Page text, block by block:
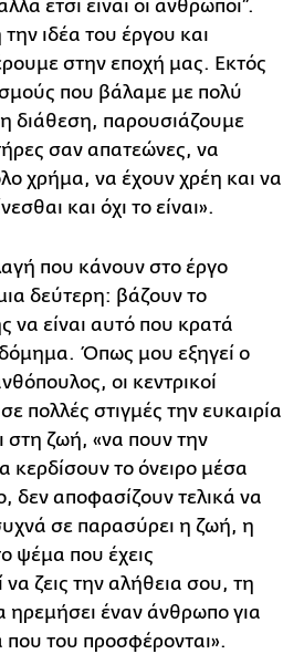
έτσι είναι οι άνθρωποι”.
ιδέα του έργου και
στην εποχή μας. Εκτός
που βάλαμε με πολύ
διάθεση, παρουσιάζουμε
σαν απατεώνες, να
χρήμα, να έχουν χρέη και να
και όχι το είναι».
που κάνουν στο έργο
δεύτερη: βάζουν το
να είναι αυτό που κρατά
Όπως μου εξηγεί ο
οι κεντρικοί
πολλές στιγμές την ευκαιρία
στη ζωή, «να πουν την
κερδίσουν το όνειρο μέσα
δεν αποφασίζουν τελικά να
σε παρασύρει η ζωή, η
ψέμα που έχεις
να ζεις την αλήθεια σου, τη
ηρεμήσει έναν άνθρωπο για
του προσφέρονται».